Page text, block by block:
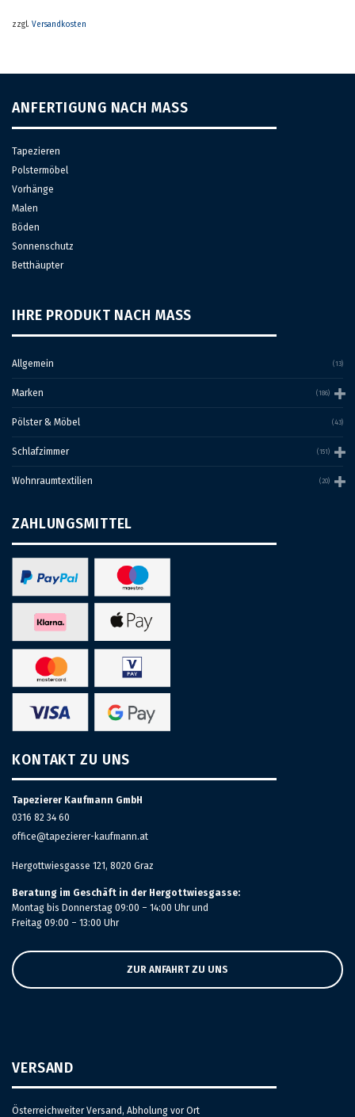
mehrere
Varianten
Optionen
der
Produktseite
werden
zzgl. Versandkosten
ANFERTIGUNG NACH MASS
Tapezieren
Polstermöbel
Vorhänge
Malen
Böden
Sonnenschutz
Betthäupter
IHRE PRODUKT NACH MASS
Allgemein (13)
Marken (186)
Pölster & Möbel (43)
Schlafzimmer (151)
Wohnraumtextilien (20)
ZAHLUNGSMITTEL
KONTAKT ZU UNS
Tapezierer Kaufmann GmbH
0316 82 34 60
office@tapezierer-kaufmann.at
Hergottwiesgasse 121, 8020 Graz
Beratung im Geschäft in der Hergottwiesgasse:
Montag bis Donnerstag 09:00 – 14:00 Uhr und
Freitag 09:00 – 13:00 Uhr
ZUR ANFAHRT ZU UNS
VERSAND
Österreichweiter Versand, Abholung vor Ort